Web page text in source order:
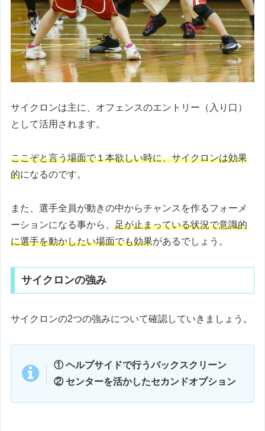
サイクロンは主に、オフェンスのエントリー（入り口）
として活用されます。
ここぞと言う場面で１本欲しい時に、サイクロンは効果
的になるのです。
また、選手全員が動きの中からチャンスを作るフォーメ
ーションになる事から、足が止まっている状況で意識的
に選手を動かしたい場面でも効果があるでしょう。
サイクロンの強み
サイクロンの2つの強みについて確認していきましょう。
① ヘルプサイドで行うバックスクリーン
② センターを活かしたセカンドオプション